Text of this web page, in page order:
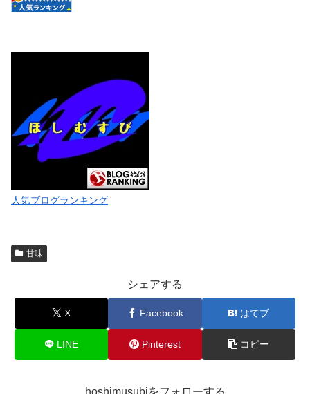
人気ブログランキング
甘味
シェアする
X Facebook はてブ
LINE Pinterest コピー
hoshimusubiをフォローする